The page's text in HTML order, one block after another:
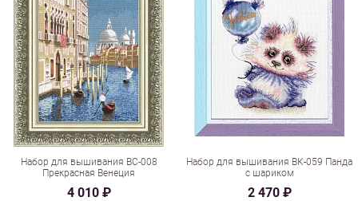
Набор для вышивания ВС-008
Прекрасная Венеция
4 010 ₽
Набор для вышивания ВК-059 Панда
с шариком
2 470 ₽